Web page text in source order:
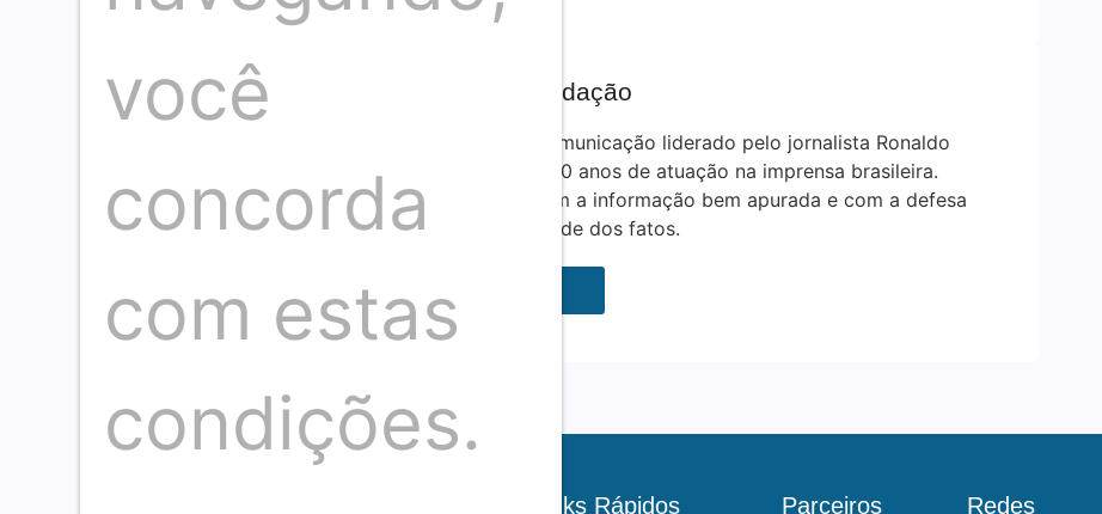
Redação
Somos um time de profissionais de comunicação liderado pelo jornalista Ronaldo
Jacobina, profissional com mais de 30 anos de atuação na imprensa brasileira.
Neste espaço nosso compromisso é com a informação bem apurada e com a defesa
da verdade dos fatos.
Links Rápidos Parceiros Redes
você
concorda
com estas
condições.